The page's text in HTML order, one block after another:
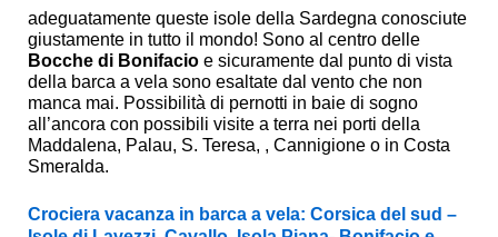
adeguatamente queste isole della Sardegna conosciute
giustamente in tutto il mondo! Sono al centro delle
Bocche di Bonifacio e sicuramente dal punto di vista
della barca a vela sono esaltate dal vento che non
manca mai. Possibilità di pernotti in baie di sogno
all’ancora con possibili visite a terra nei porti della
Maddalena, Palau, S. Teresa, , Cannigione o in Costa
Smeralda.
Crociera vacanza in barca a vela: Corsica del sud –